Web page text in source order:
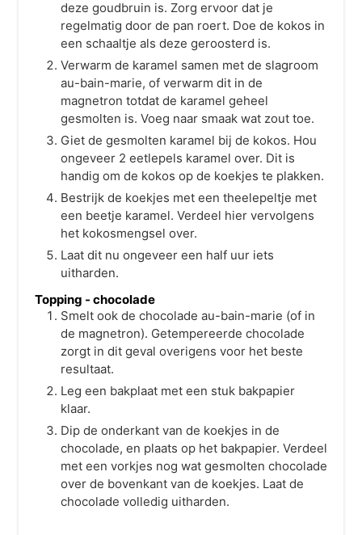
deze goudbruin is. Zorg ervoor dat je
regelmatig door de pan roert. Doe de kokos in
een schaaltje als deze geroosterd is.
Verwarm de karamel samen met de slagroom
au-bain-marie, of verwarm dit in de
magnetron totdat de karamel geheel
gesmolten is. Voeg naar smaak wat zout toe.
Giet de gesmolten karamel bij de kokos. Hou
ongeveer 2 eetlepels karamel over. Dit is
handig om de kokos op de koekjes te plakken.
Bestrijk de koekjes met een theelepeltje met
een beetje karamel. Verdeel hier vervolgens
het kokosmengsel over.
Laat dit nu ongeveer een half uur iets
uitharden.
Topping - chocolade
Smelt ook de chocolade au-bain-marie (of in
de magnetron). Getempereerde chocolade
zorgt in dit geval overigens voor het beste
resultaat.
Leg een bakplaat met een stuk bakpapier
klaar.
Dip de onderkant van de koekjes in de
chocolade, en plaats op het bakpapier. Verdeel
met een vorkjes nog wat gesmolten chocolade
over de bovenkant van de koekjes. Laat de
chocolade volledig uitharden.